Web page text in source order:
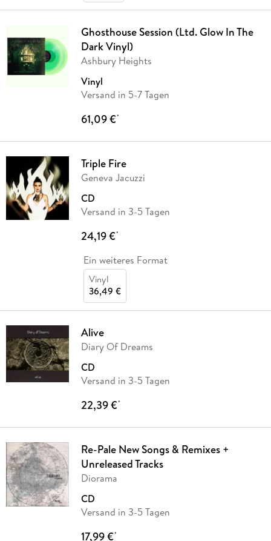
Ghosthouse Session (Ltd. Glow In The
Dark Vinyl)
Ashbury Heights
Vinyl
Versand in 5-7 Tagen
61,09 €*
Triple Fire
Geneva Jacuzzi
CD
Versand in 3-5 Tagen
24,19 €*
Ein weiteres Format
Vinyl
36,49 €
Alive
Diary Of Dreams
CD
Versand in 3-5 Tagen
22,39 €*
Re-Pale New Songs & Remixes +
Unreleased Tracks
Diorama
CD
Versand in 3-5 Tagen
17,99 €*